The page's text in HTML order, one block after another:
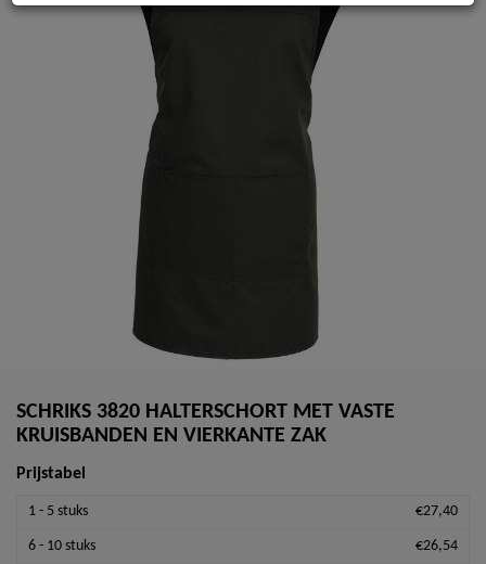
SCHRIKS 3820 HALTERSCHORT MET VASTE
KRUISBANDEN EN VIERKANTE ZAK
Prijstabel
1 - 5 stuks €27,40
6 - 10 stuks €26,54